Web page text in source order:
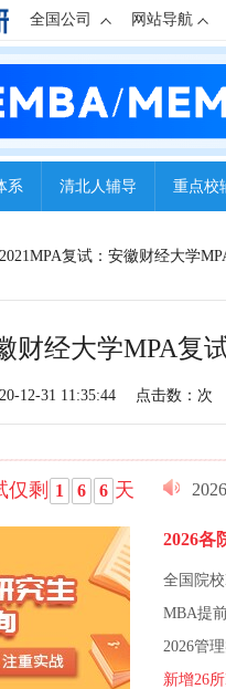
全国公司 网站导航
系 清北人辅导 重点校
复试：安徽财经大学
财经大学MPA复
12-31 11:35:44 点击数： 次
仅剩 1 6 6 天
2026各
全国院
MBA提
2026管
新增26